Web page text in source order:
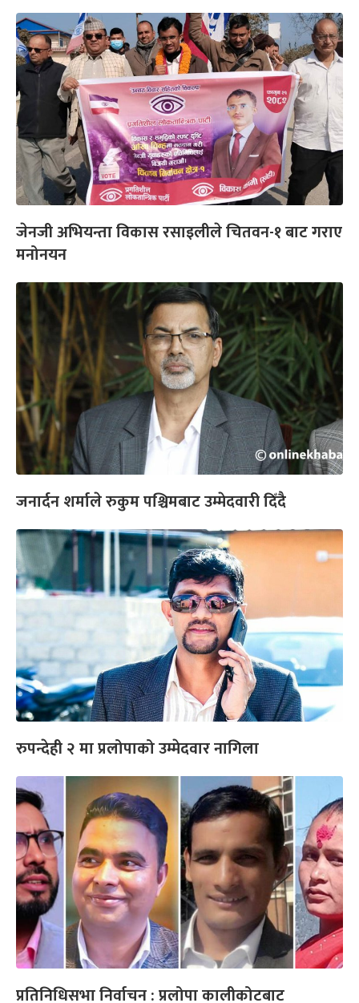
जेनजी अभियन्ता विकास रसाइलीले चितवन-१ बाट गराए
मनोनयन
जनार्दन शर्माले रुकुम पश्चिमबाट उम्मेदवारी दिँदै
रुपन्देही २ मा प्रलोपाको उम्मेदवार नागिला
प्रतिनिधिसभा निर्वाचन : प्रलोपा कालीकोटबाट